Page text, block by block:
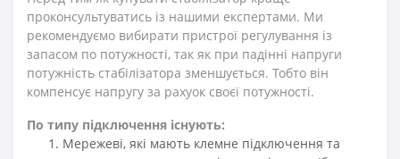
проконсультуватись із нашими експертами. Ми
рекомендуємо вибирати пристрої регулування із
запасом по потужності, так як при падінні напруги
потужність стабілізатора зменшується. Тобто він
компенсує напругу за рахуок своєї потужності.
По типу підключення існують:
Мережеві, які мають клемне підключення та